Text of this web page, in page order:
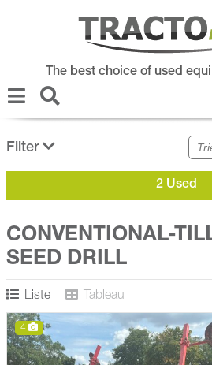
The best choice of used
Filter
2 Used
CONVENTIONAL-
SEED DRILL
Liste Tableau
4